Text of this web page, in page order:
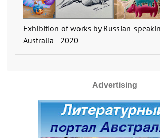
Exhibition of works by Russian-
Australia - 2020
Advertising